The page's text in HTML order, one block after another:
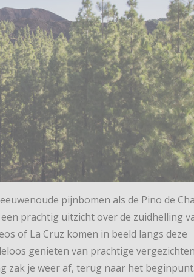
pijnbomen als de Pino de Cha
prachtig uitzicht over de zuidhelling
of La Cruz komen in beeld langs deze
genieten van prachtige vergezichten
zak je weer af, terug naar het beginpunt.